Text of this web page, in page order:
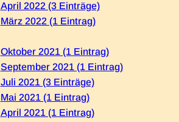
April 2022 (3 Einträge)
März 2022 (1 Eintrag)
Oktober 2021 (1 Eintrag)
September 2021 (1 Eintrag)
Juli 2021 (3 Einträge)
Mai 2021 (1 Eintrag)
April 2021 (1 Eintrag)